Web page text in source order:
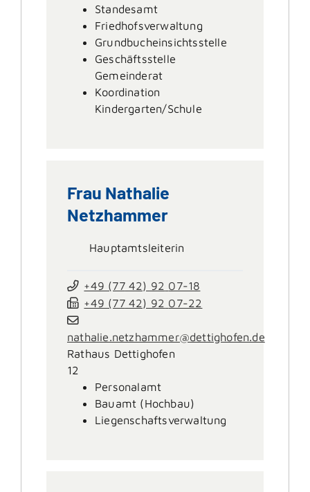
Standesamt
Friedhofsverwaltung
Grundbucheinsichtsstelle
Geschäftsstelle
Gemeinderat
Koordination
Kindergarten/Schule
Frau Nathalie
Netzhammer
Hauptamtsleiterin
+49 (77 42) 92 07-18
+49 (77 42) 92 07-22
nathalie.netzhammer@dettighofen.de
Rathaus Dettighofen
12
Personalamt
Bauamt (Hochbau)
Liegenschaftsverwaltung